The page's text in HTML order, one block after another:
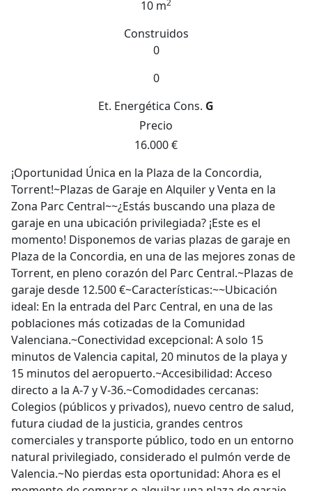
0
Precio
16.000 €
Torrent!~Plazas de Garaje en Alquiler y Venta en la
Zona Parc Central~~¿Estás buscando una plaza de
garaje en una ubicación privilegiada? ¡Este es el
momento! Disponemos de varias plazas de garaje en
Plaza de la Concordia, en una de las mejores zonas de
Torrent, en pleno corazón del Parc Central.~Plazas de
garaje desde 12.500 €~Características:~~Ubicación
ideal: En la entrada del Parc Central, en una de las
poblaciones más cotizadas de la Comunidad
Valenciana.~Conectividad excepcional: A solo 15
minutos de Valencia capital, 20 minutos de la playa y
15 minutos del aeropuerto.~Accesibilidad: Acceso
directo a la A-7 y V-36.~Comodidades cercanas:
Colegios (públicos y privados), nuevo centro de salud,
futura ciudad de la justicia, grandes centros
comerciales y transporte público, todo en un entorno
natural privilegiado, considerado el pulmón verde de
Valencia.~No pierdas esta oportunidad: Ahora es el
momento de comprar o alquilar una plaza de garaje
This website may use its own and third-party cookies for
analytical purposes, and to show you personalized
advertising based on a profile prepared from your
browsing habits (for example, pages visited). You can
accept all cookies by pressing the "Accept cookies" button,
orCONFIGURE OR REJECT THEIR USE BY PRESSING THE
"CONFIGURE YOUR COOKIES" BUTTON.And if you need
more information, you can consult our Política de
Cookies
Accept Cookies
Reject All
Cookies Settings